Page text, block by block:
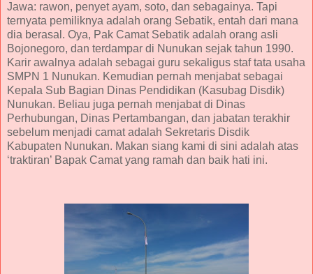
Jawa: rawon, penyet ayam, soto, dan sebagainya. Tapi
ternyata pemiliknya adalah orang Sebatik, entah dari mana
dia berasal. Oya, Pak Camat Sebatik adalah orang asli
Bojonegoro, dan terdampar di Nunukan sejak tahun 1990.
Karir awalnya adalah sebagai guru sekaligus staf tata usaha
SMPN 1 Nunukan. Kemudian pernah menjabat sebagai
Kepala Sub Bagian Dinas Pendidikan (Kasubag Disdik)
Nunukan. Beliau juga pernah menjabat di Dinas
Perhubungan, Dinas Pertambangan, dan jabatan terakhir
sebelum menjadi camat adalah Sekretaris Disdik
Kabupaten Nunukan. Makan siang kami di sini adalah atas
‘traktiran’ Bapak Camat yang ramah dan baik hati ini.